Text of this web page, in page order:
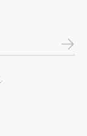
.